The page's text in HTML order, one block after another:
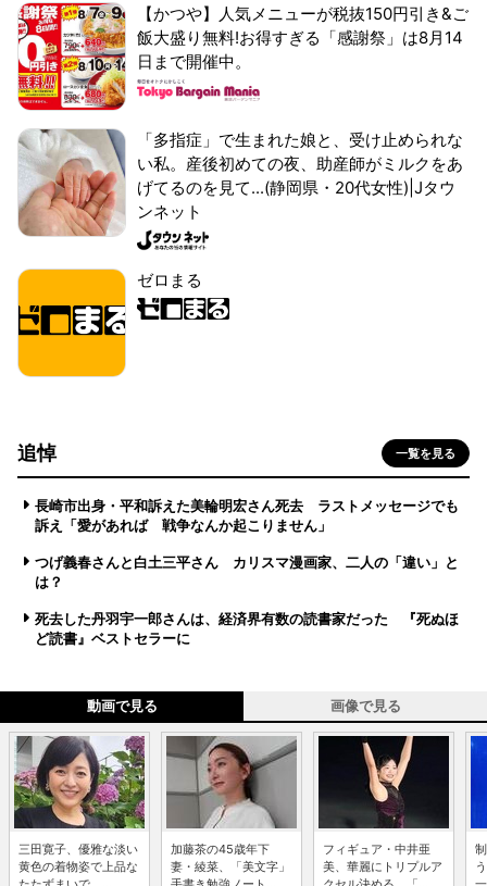
【かつや】人気メニューが税抜150円引き&ご
飯大盛り無料!お得すぎる「感謝祭」は8月14
日まで開催中。
「多指症」で生まれた娘と、受け止められな
い私。産後初めての夜、助産師がミルクをあ
げてるのを見て...(静岡県・20代女性)|Jタウ
ンネット
ゼロまる
追悼 一覧を見る
長崎市出身・平和訴えた美輪明宏さん死去 ラストメッセージでも
訴え「愛があれば 戦争なんか起こりません」
つげ義春さんと白土三平さん カリスマ漫画家、二人の「違い」と
は？
死去した丹羽宇一郎さんは、経済界有数の読書家だった 『死ぬほ
ど読書』ベストセラーに
動画で見る 画像で見る
三田寛子、優雅な淡い
黄色の着物姿で上品な
加藤茶の45歳年下
妻・綾菜、「美文字」
フィギュア・中井亜
美、華麗にトリプルア